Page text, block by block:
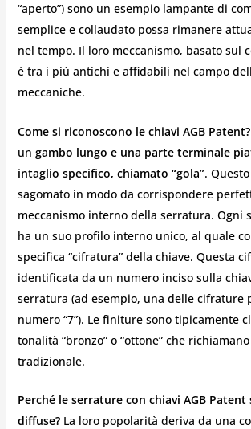
“aperto”) sono un esempio lampante di
semplice e collaudato possa rimanere
nel tempo. Il loro meccanismo, basato sul
è tra i più antichi e affidabili nel campo
meccaniche.
Come si riconoscono le chiavi AGB Patent?
un gambo lungo e una parte terminale
intaglio specifico, chiamato “gola”.
sagomato in modo da corrispondere
meccanismo interno della serratura. Ogni
ha un suo profilo interno unico, al quale
specifica “cifratura” della chiave. Questa
identificata da un numero inciso sulla
serratura (ad esempio, una delle cifrature
numero “7”). Le finiture sono tipicamente
tonalità “bronzo” o “ottone” che richiamano
tradizionale.
Perché le serrature con chiavi AGB Patent
diffuse?La loro popolarità deriva da una